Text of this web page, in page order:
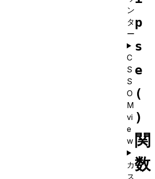
p
s
e
(
)
関
数
ン
タ
ー
C
S
S
O
M
vi
e
w
カ
ス